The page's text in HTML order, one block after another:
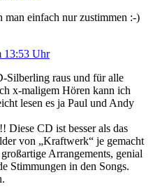
man einfach nur zustimmen :-)
13:53 Uhr
Silberling raus und für alle
x-maligem Hören kann ich
lesen es ja Paul und Andy
Diese CD ist besser als das
von „Kraftwerk“ je gemacht
Arrangements, genial
Stimmungen in den Songs.